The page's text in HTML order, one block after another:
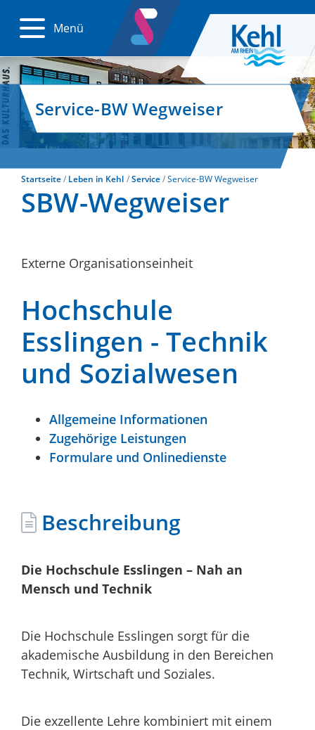
Menü
Service-BW Wegweiser
Startseite Leben in Kehl Service Service-BW Wegweiser
SBW-Wegweiser
Externe Organisationseinheit
Hochschule
Esslingen - Technik
und Sozialwesen
Allgemeine Informationen
Zugehörige Leistungen
Formulare und Onlinedienste
Beschreibung
Die Hochschule Esslingen – Nah an
Mensch und Technik
Die Hochschule Esslingen sorgt für die
akademische Ausbildung in den Bereichen
Technik, Wirtschaft und Soziales.
Die exzellente Lehre kombiniert mit einem